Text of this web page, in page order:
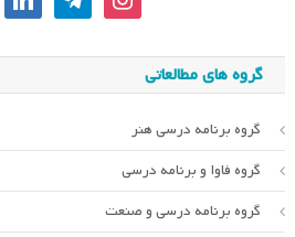
گروه های مطالعاتی
گروه برنامه درسی هنر
گروه فاوا و برنامه درسی
گروه برنامه درسی و صنعت